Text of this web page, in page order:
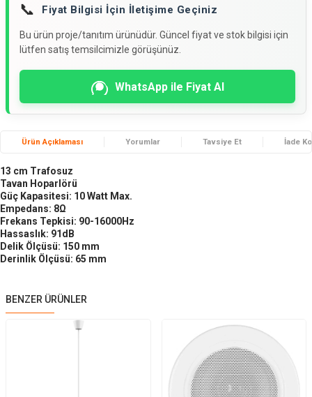
📞 Fiyat Bilgisi İçin İletişime Geçiniz
Bu ürün proje/tanıtım ürünüdür. Güncel fiyat ve stok bilgisi için
lütfen satış temsilcimizle görüşünüz.
WhatsApp ile Fiyat Al
Ürün Açıklaması Yorumlar Tavsiye Et İade
13 cm Trafosuz
Tavan Hoparlörü
Güç Kapasitesi: 10 Watt Max.
Empedans: 8Ω
Frekans Tepkisi: 90-16000Hz
Hassaslık: 91dB
Delik Ölçüsü: 150 mm
Derinlik Ölçüsü: 65 mm
BENZER ÜRÜNLER